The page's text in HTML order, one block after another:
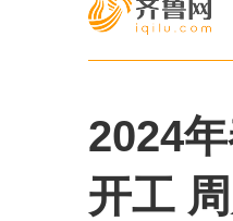
2024
开工